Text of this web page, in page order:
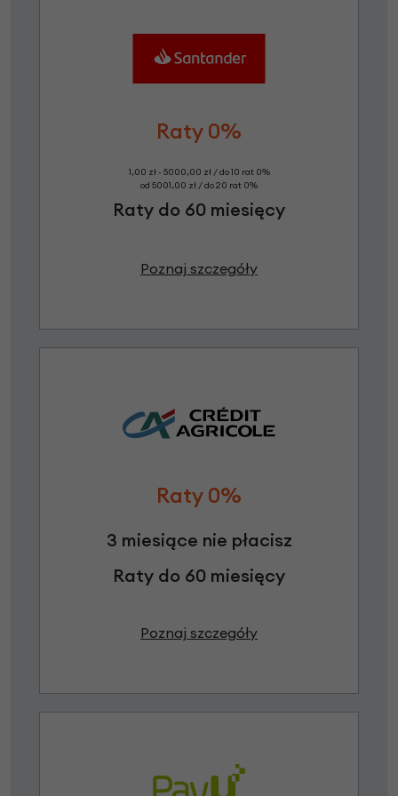
Raty 0%
1,00 zł - 5000,00 zł / do 10 rat 0%
od 5001,00 zł / do 20 rat 0%
Raty do 60 miesięcy
Poznaj szczegóły
Raty 0%
3 miesiące nie płacisz
Raty do 60 miesięcy
Poznaj szczegóły